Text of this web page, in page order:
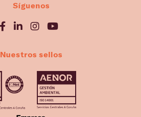
Síguenos
Nuestros sellos